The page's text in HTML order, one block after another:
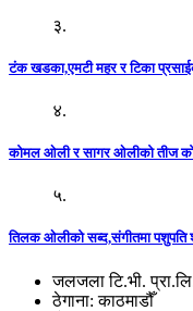
३.
टंक खडका,एमटी महर र टिका
४.
कोमल ओली र सागर ओलीको तीज
५.
तिलक ओलीको सब्द,संगीतमा पशुपति
जलजला टि.भी.
ठेगाना: काठमाडौँ